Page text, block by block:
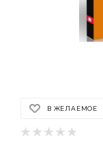
В ЖЕЛАЕМОЕ